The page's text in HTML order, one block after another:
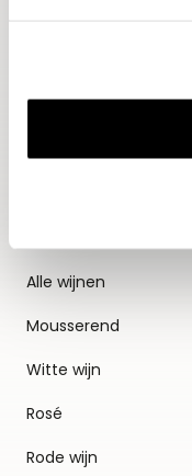
Alle wijnen
Mousserend
Witte wijn
Rosé
Rode wijn